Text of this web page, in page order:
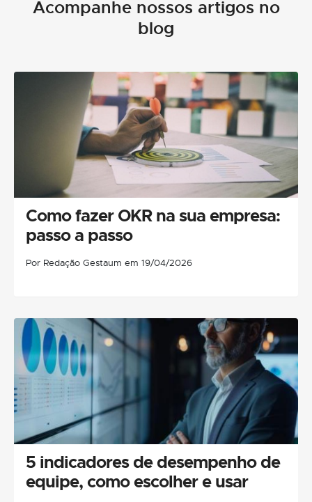
Acompanhe nossos artigos no
blog
Como fazer OKR na sua empresa:
passo a passo
Por Redação Gestaum em 19/04/2026
5 indicadores de desempenho de
equipe, como escolher e usar